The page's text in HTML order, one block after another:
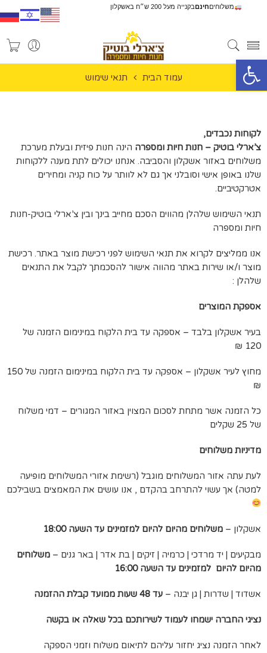
פתח סרגל נגישות
משלוחיםחינםבקנייה מעל 200 ש״ח באשקלון
עמוד הבית תנאי שימוש
לקוחות נכבדים,
צ’ארלי בוטיק – חנות חיות ומספרה הינה חנות פיזית ובעלת מערכת
משלוחים באזור אשקלון והסביבה. אנחנו יכולים לתת מענה ללקוחות
שלנו באופן אישי וסובלני אך גם לא לוותר על כוח קניה ומחירים
אטרקטיביים.
תנאי השימוש שלהלן מהווים הסכם מחייב בינך ובין צ’ארלי בוטיק-חנות
חיות ומספרה
אנו ממליצים לקרוא את תנאי השימוש לפני רכישת מוצר באתר. רכישת
מוצר ו/או שירות באתר מהווה אישור להסכמתך לקבל את התנאים
שלהלן :
אספקת המוצרים
בעיר אשקלון בלבד – אספקה עד בית הלקוח במינימום הזמנה של
120 ₪
מחוץ לעיר אשקלון – אספקה עד בית הלקוח במינימום הזמנה של 150
₪
כל הזמנה אשר מתחת לסכום המצוין באזור המגורים – דמי משלוח
של 25 שקלים
מדיניות משלוחים
לעת עתה אזור המשלוחים מוגבל (רשימת אזורי המשלוחים מופיעה
למטה) אך עשוי להתרחב בהקדם , אנו עושים את המאמצים בשבילכם
אשקלון – משלוחים מהיום להיום למזמינים עד השעה 18:00
מבקיעים | יד מרדכי | כרמיה | זיקים | בת אדר | באר גנים – משלוחים
מהיום להיום למזמינים עד השעה16:00
אשדוד | שדרות | גן יבנה – עד 48 שעות ממועד קבלת ההזמנה
נציגי החברה ישמחו לעמוד לשירותכם בכל שאלה או בקשה
לאחר הזמנה נציג יחזור עליהם לתיאום משלוח וזמני הספקה